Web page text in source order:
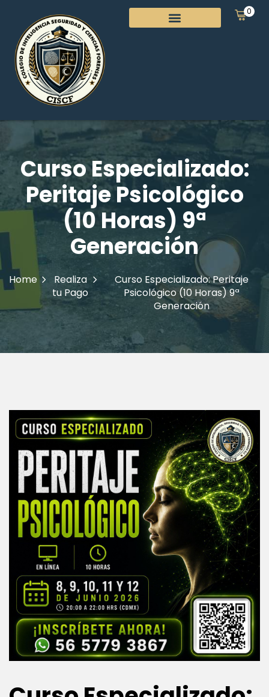
0
Curso Especializado:
Peritaje Psicológico
(10 Horas) 9ª
Generación
Home
Realiza
tu Pago
Curso Especializado: Peritaje
Psicológico (10 Horas) 9ª
Generación